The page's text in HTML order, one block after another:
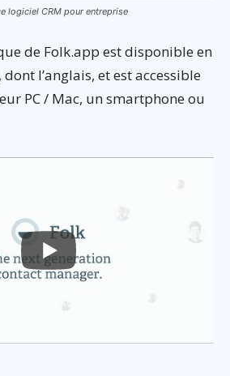
logiciel CRM pour entreprise
de Folk.app est disponible en
l’anglais, et est accessible
PC / Mac, un smartphone ou